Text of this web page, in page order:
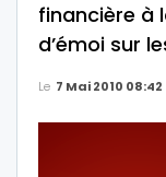
financière à
d’émoi sur
Le 7 Mai 2010 08:42